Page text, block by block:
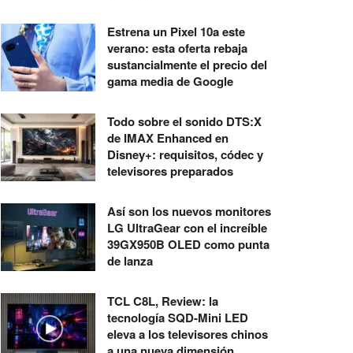
Estrena un Pixel 10a este
verano: esta oferta rebaja
sustancialmente el precio del
gama media de Google
Todo sobre el sonido DTS:X
de IMAX Enhanced en
Disney+: requisitos, códec y
televisores preparados
Así son los nuevos monitores
LG UltraGear con el increíble
39GX950B OLED como punta
de lanza
TCL C8L, Review: la
tecnología SQD-Mini LED
eleva a los televisores chinos